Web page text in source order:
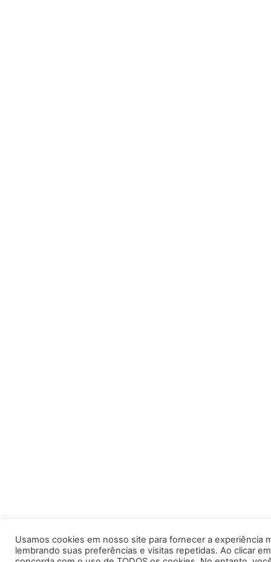
Usamos cookies em nosso site para fornecer a experiência
lembrando suas preferências e visitas repetidas. Ao clicar